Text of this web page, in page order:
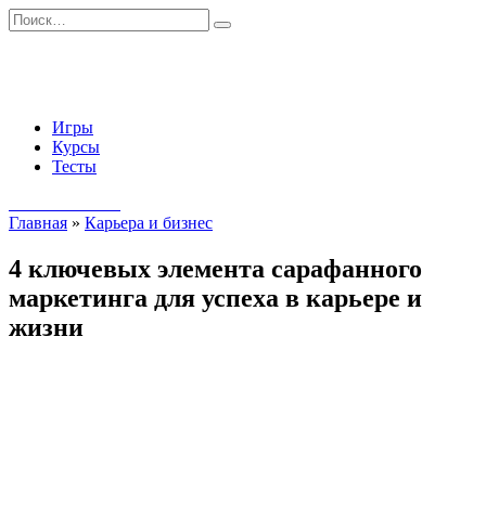
Перейти
к
Search
for:
Игры
Курсы
Тесты
Главная » Карьера и бизнес
4 ключевых элемента сарафанного
маркетинга для успеха в карьере и
жизни